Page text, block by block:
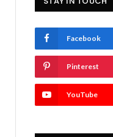
Facebook
Pinterest
YouTube